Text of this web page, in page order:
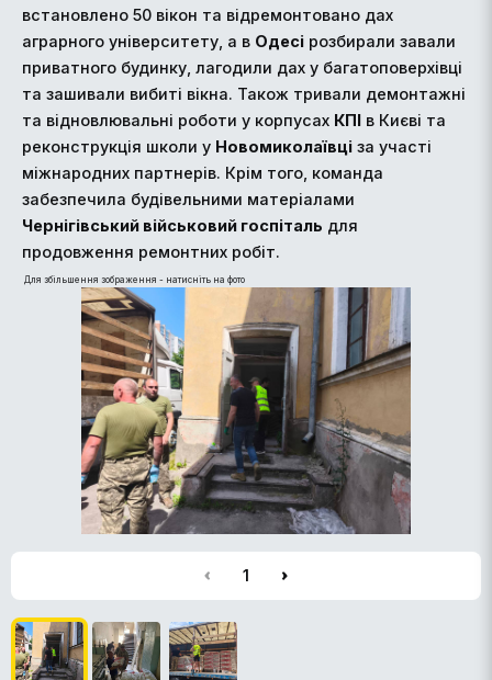
встановлено 50 вікон та відремонтовано дах
аграрного університету, а в Одесі розбирали завали
приватного будинку, лагодили дах у багатоповерхівці
та зашивали вибиті вікна. Також тривали демонтажні
та відновлювальні роботи у корпусах КПІ в Києві та
реконструкція школи у Новомиколаївці за участі
міжнародних партнерів. Крім того, команда
забезпечила будівельними матеріалами
Чернігівський військовий госпіталь для
продовження ремонтних робіт.
Для збільшення зображення - натисніть на фото
1